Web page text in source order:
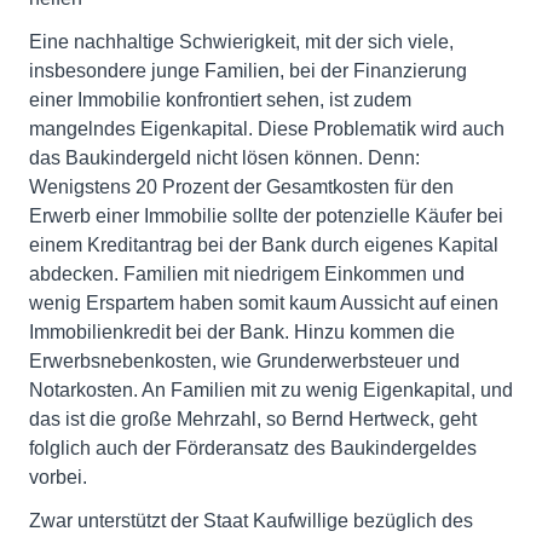
Eine nachhaltige Schwierigkeit, mit der sich viele,
insbesondere junge Familien, bei der Finanzierung
einer Immobilie konfrontiert sehen, ist zudem
mangelndes Eigenkapital. Diese Problematik wird auch
das Baukindergeld nicht lösen können. Denn:
Wenigstens 20 Prozent der Gesamtkosten für den
Erwerb einer Immobilie sollte der potenzielle Käufer bei
einem Kreditantrag bei der Bank durch eigenes Kapital
abdecken. Familien mit niedrigem Einkommen und
wenig Erspartem haben somit kaum Aussicht auf einen
Immobilienkredit bei der Bank. Hinzu kommen die
Erwerbsnebenkosten, wie Grunderwerbsteuer und
Notarkosten. An Familien mit zu wenig Eigenkapital, und
das ist die große Mehrzahl, so Bernd Hertweck, geht
folglich auch der Förderansatz des Baukindergeldes
vorbei.
Zwar unterstützt der Staat Kaufwillige bezüglich des